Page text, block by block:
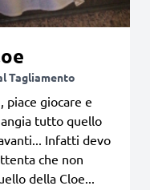
Tagliamento
piace giocare e
tutto quello
Infatti devo
che non
della Cloe...